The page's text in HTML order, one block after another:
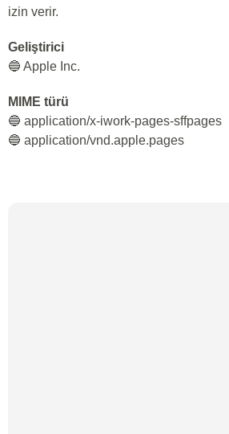
izin verir.
Geliştirici
🔵 Apple Inc.
MIME türü
🔵 application/x-iwork-pages-sffpages
🔵 application/vnd.apple.pages